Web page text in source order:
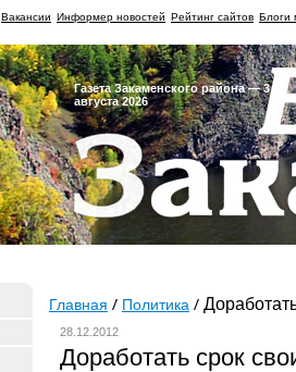
Вакансии Информер новостей Рейтинг сайтов Блоги
Газета Закаменского района — 3
августа 2026
Главная Политика
28.12.2012
Доработать срок